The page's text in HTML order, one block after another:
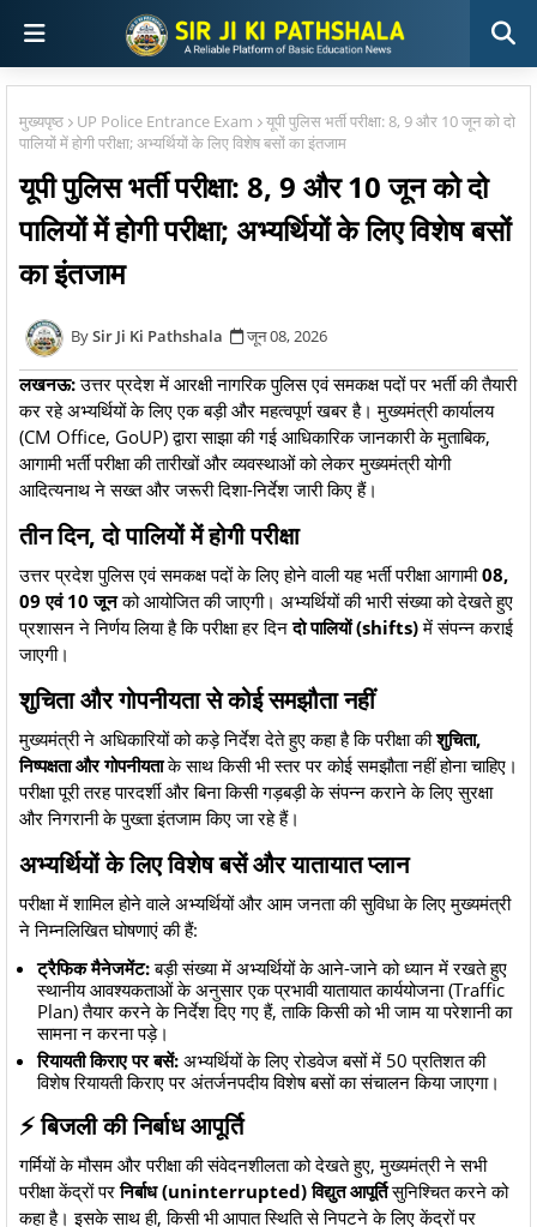
मुख्यपृष्ठ UP Police Entrance Exam
यूपी पुलिस भर्ती परीक्षा: 8, 9 और 10 जून को दो
पालियों में होगी परीक्षा; अभ्यर्थियों के लिए विशेष बसों का इंतजाम
यूपी पुलिस भर्ती परीक्षा: 8, 9 और 10 जून को दो
पालियों में होगी परीक्षा; अभ्यर्थियों के लिए विशेष बसों
का इंतजाम
Sir Ji Ki Pathshala जून 08, 2026
लखनऊ:उत्तर प्रदेश में आरक्षी नागरिक पुलिस एवं समकक्ष पदों पर भर्ती की तैयारी
कर रहे अभ्यर्थियों के लिए एक बड़ी और महत्वपूर्ण खबर है। मुख्यमंत्री कार्यालय
(CM Office, GoUP) द्वारा साझा की गई आधिकारिक जानकारी के मुताबिक,
आगामी भर्ती परीक्षा की तारीखों और व्यवस्थाओं को लेकर मुख्यमंत्री योगी
आदित्यनाथ ने सख्त और जरूरी दिशा-निर्देश जारी किए हैं।
​तीन दिन, दो पालियों में होगी परीक्षा
​उत्तर प्रदेश पुलिस एवं समकक्ष पदों के लिए होने वाली यह भर्ती परीक्षा आगामी08,
09 एवं 10 जूनको आयोजित की जाएगी। अभ्यर्थियों की भारी संख्या को देखते हुए
प्रशासन ने निर्णय लिया है कि परीक्षा हर दिनदो पालियों (shifts)में संपन्न कराई
जाएगी।
शुचिता और गोपनीयता से कोई समझौता नहीं
​मुख्यमंत्री ने अधिकारियों को कड़े निर्देश देते हुए कहा है कि परीक्षा कीशुचिता,
निष्पक्षता और गोपनीयताके साथ किसी भी स्तर पर कोई समझौता नहीं होना चाहिए।
परीक्षा पूरी तरह पारदर्शी और बिना किसी गड़बड़ी के संपन्न कराने के लिए सुरक्षा
और निगरानी के पुख्ता इंतजाम किए जा रहे हैं।
​अभ्यर्थियों के लिए विशेष बसें और यातायात प्लान
​परीक्षा में शामिल होने वाले अभ्यर्थियों और आम जनता की सुविधा के लिए मुख्यमंत्री
ने निम्नलिखित घोषणाएं की हैं:
ट्रैफिक मैनेजमेंट:बड़ी संख्या में अभ्यर्थियों के आने-जाने को ध्यान में रखते हुए
स्थानीय आवश्यकताओं के अनुसार एक प्रभावी यातायात कार्ययोजना (Traffic
Plan) तैयार करने के निर्देश दिए गए हैं, ताकि किसी को भी जाम या परेशानी का
सामना न करना पड़े।
रियायती किराए पर बसें: अभ्यर्थियों के लिए रोडवेज बसों में 50 प्रतिशत की
विशेष रियायती किराए पर अंतर्जनपदीय विशेष बसों का संचालन किया जाएगा।
​⚡ बिजली की निर्बाध आपूर्ति
​गर्मियों के मौसम और परीक्षा की संवेदनशीलता को देखते हुए, मुख्यमंत्री ने सभी
परीक्षा केंद्रों परनिर्बाध (uninterrupted) विद्युत आपूर्तिसुनिश्चित करने को
कहा है। इसके साथ ही, किसी भी आपात स्थिति से निपटने के लिए केंद्रों पर